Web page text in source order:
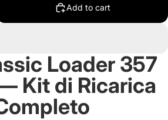
Add to cart
Loader 357
Kit di Ricarica